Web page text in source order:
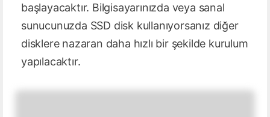
başlayacaktır. Bilgisayarınızda veya sanal
sunucunuzda SSD disk kullanıyorsanız diğer
disklere nazaran daha hızlı bir şekilde kurulum
yapılacaktır.